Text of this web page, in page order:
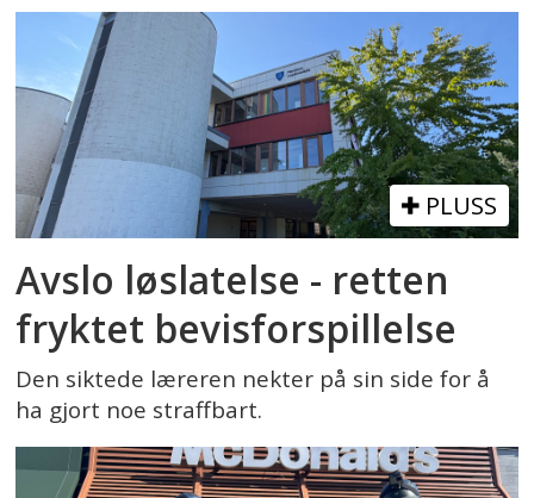
PLUSS
Avslo løslatelse - retten
fryktet bevisforspillelse
Den siktede læreren nekter på sin side for å
ha gjort noe straffbart.